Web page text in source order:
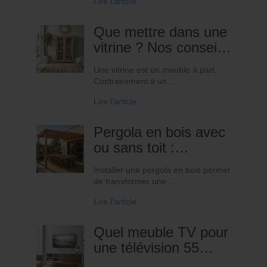
Que mettre dans une
vitrine ? Nos conseils
pour créer une
décoration élégante
intérieur
Une vitrine est un meuble à part.
Contrairement à un …
Lire l'article
Pergola en bois avec
ou sans toit :
comment faire le bon
choix pour votre
Installer une pergola en bois permet
de transformer une …
Lire l'article
Quel meuble TV pour
une télévision 55